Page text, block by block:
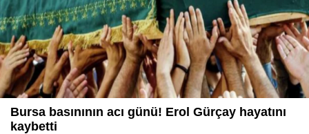
Bursa basınının acı günü! Erol Gürçay hayatını
kaybetti